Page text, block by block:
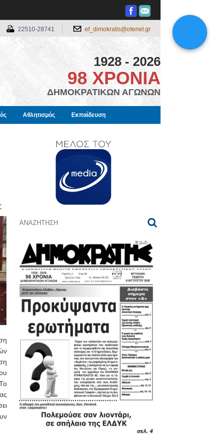
22510-28741 ef_dimokratis@otenet.gr
1928 - 2026
98 ΧΡΟΝΙΑ
ΔΗΜΟΚΡΑΤΙΚΩΝ ΑΓΩΝΩΝ
Αθλητισμός Εκπαίδευση